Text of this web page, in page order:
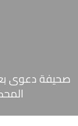
صحيفة دعوى